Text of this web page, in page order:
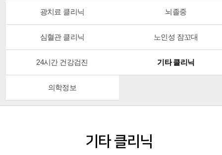
광치료 클리닉 뇌졸중
심혈관 클리닉 노인성 잠꼬대
24시간 건강검진 기타 클리닉
의학정보
기타 클리닉